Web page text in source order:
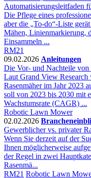
Automatisierungsleitfaden
Die Pflege eines
aber die „To-do“-Liste
Mähen, Linienmarkierung,
Einsammeln ...
RM21
09.02.2026 Anleitungen
Die Vor- und Nachteile von
Laut Grand View
Rasenmäher im Jahr 2023
soll von 2023 bis 2030 mit
Wachstumsrate (CAGR) ...
Robotic Lawn Mower
02.02.2026
Gewerblicher vs. privater
Wenn Sie derzeit auf der
Ihnen möglicherweise
der Regel in zwei
Rasenmä...
RM21 Robotic Lawn